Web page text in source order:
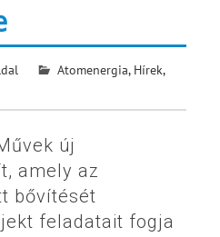
Atomenergia, Hírek,
új
amely az
bővítését
feladatait fogja